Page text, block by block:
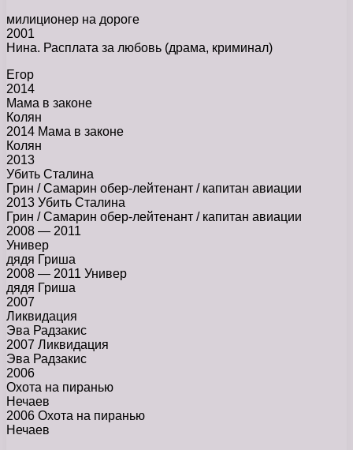
милиционер на дороге
2001
Нина. Расплата за любовь (драма, криминал)
Егор
2014
Мама в законе
Колян
2014 Мама в законе
Колян
2013
Убить Сталина
Грин / Самарин обер-лейтенант / капитан авиации
2013 Убить Сталина
Грин / Самарин обер-лейтенант / капитан авиации
2008 — 2011
Универ
дядя Гриша
2008 — 2011 Универ
дядя Гриша
2007
Ликвидация
Эва Радзакис
2007 Ликвидация
Эва Радзакис
2006
Охота на пиранью
Нечаев
2006 Охота на пиранью
Нечаев